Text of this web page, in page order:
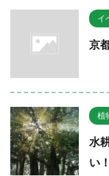
イ
京
植
水
い